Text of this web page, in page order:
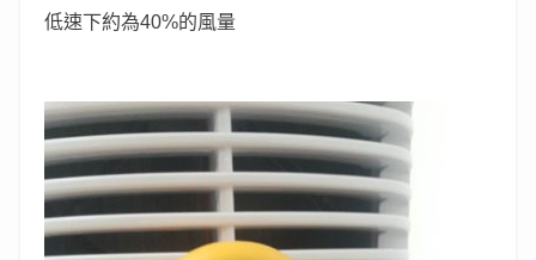
低速下約為40%的風量